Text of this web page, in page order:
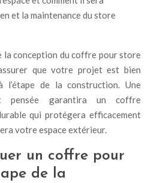
et la maintenance du store
la conception du coffre pour store
que votre projet est bien
de la construction. Une
pensée garantira un coffre
qui protégera efficacement
votre espace extérieur.
un coffre pour
de la